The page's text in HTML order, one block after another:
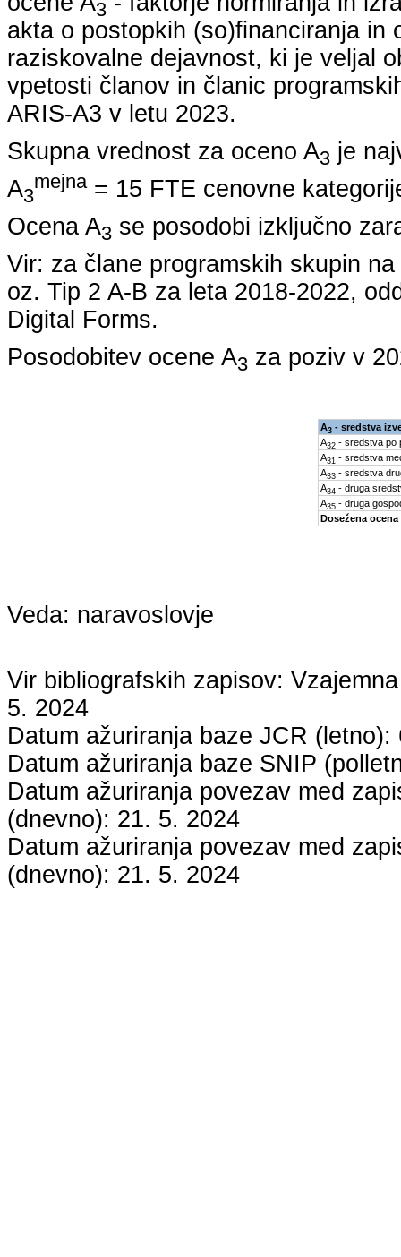
3
akta o postopkih (so)financiranja in
raziskovalne dejavnost, ki je veljal
vpetosti članov in članic
ARIS-A3 v letu 2023.
Skupna vrednost za oceno A3 je
A3
mejna= 15 FTE cenovne
Ocena A3 se posodobi izključno
Vir: za člane programskih skupin
oz. Tip 2 A-B za leta 2018-2022,
Digital Forms.
Posodobitev ocene A3 za poziv v
A3- sredstva
A32- sredstva po
A31 - sredstva
A33- sredstva
A34 - druga
A35- druga
Dosežena ocena
Veda: naravoslovje
Vir bibliografskih zapisov:
5. 2024
Datum ažuriranja baze JCR (letno):
Datum ažuriranja baze SNIP
Datum ažuriranja povezav med
(dnevno): 21. 5. 2024
Datum ažuriranja povezav med
(dnevno): 21. 5. 2024